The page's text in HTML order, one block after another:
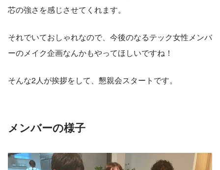
芯の強さを感じさせてくれます。
それでいておしゃれなので、今後のなるテック女性メンバ
ーのメイク企画なんかもやってほしいですね！
そんな2人が挨拶をして、懇親会スタートです。
メンバーの様子